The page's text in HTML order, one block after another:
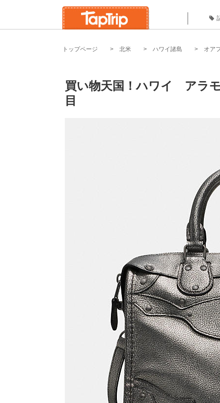
トップページ 北米 ハワイ諸島 オア
買い物天国！ハワイ アラ
目